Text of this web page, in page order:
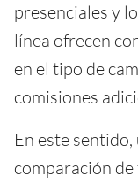
presenciales y
línea ofrecen
en el tipo de
comisiones
En este
comparación